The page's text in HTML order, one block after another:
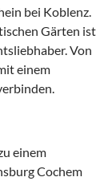
bei Koblenz.
Gärten ist
Von
einem
einem
Cochem